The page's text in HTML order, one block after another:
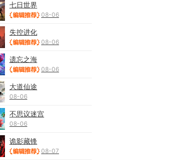
七日世界
08-06
失控进化
08-06
遗忘之海
08-06
大道仙途
08-06
不思议迷宫
08-06
诡影藏锋
08-07